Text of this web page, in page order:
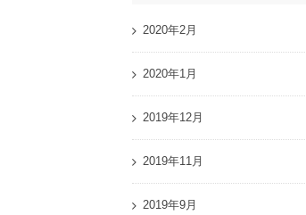
2020年2月
2020年1月
2019年12月
2019年11月
2019年9月